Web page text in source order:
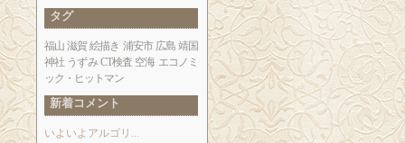
タグ
福山 滋賀 絵描き 浦安市 広島 靖国
神社 うずみ CT検査 空海 エコノミ
ック・ヒットマン
新着コメント
いよいよアルゴリ...